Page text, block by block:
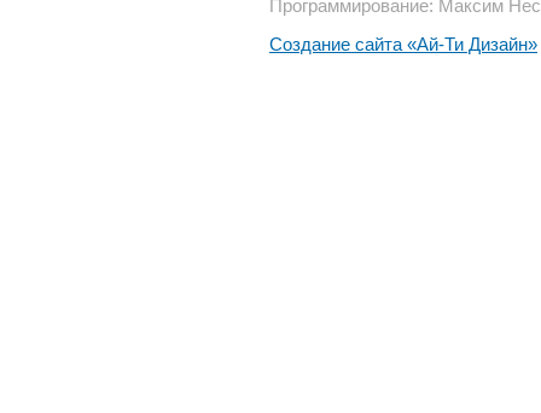
Программирование: Максим
Создание сайта «Ай-Ти Дизайн»